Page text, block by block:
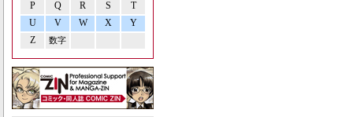
P Q R S
T
U
V W X
Y
Z
数字